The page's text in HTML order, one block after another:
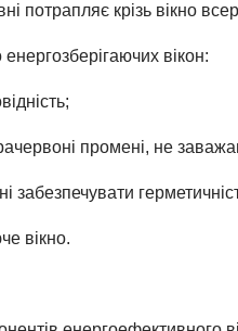
потрапляє крізь вікно
вікон:
промені, не
вікно.